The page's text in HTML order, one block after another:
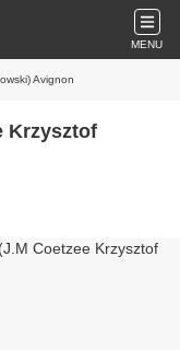
MENU
Avignon
Krzysztof